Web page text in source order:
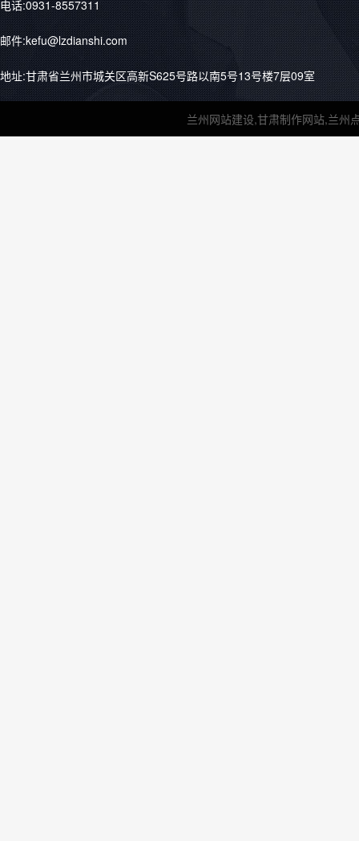
电话:0931-8557311
邮件:kefu@lzdianshi.com
地址:甘肃省兰州市城关区高新S625号路以南5号13号楼7层09室
兰州网站建设,甘肃制作网站,